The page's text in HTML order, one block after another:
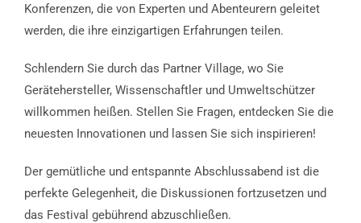
Konferenzen, die von Experten und Abenteurern geleitet
werden, die ihre einzigartigen Erfahrungen teilen.
Schlendern Sie durch das Partner Village, wo Sie
Gerätehersteller, Wissenschaftler und Umweltschützer
willkommen heißen. Stellen Sie Fragen, entdecken Sie die
neuesten Innovationen und lassen Sie sich inspirieren!
Der gemütliche und entspannte Abschlussabend ist die
perfekte Gelegenheit, die Diskussionen fortzusetzen und
das Festival gebührend abzuschließen.